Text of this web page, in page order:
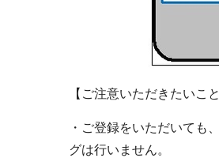
【ご注意いただきたいこと
・ご登録をいただいても
グは行いません。